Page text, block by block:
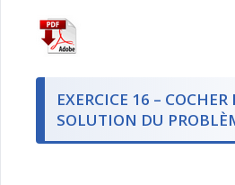
EXERCICE 16 – COCHER
SOLUTION DU